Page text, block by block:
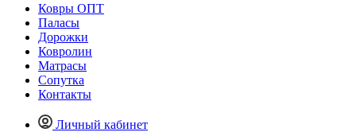
Ковры ОПТ
Паласы
Дорожки
Ковролин
Матрасы
Сопутка
Контакты
Личный кабинет